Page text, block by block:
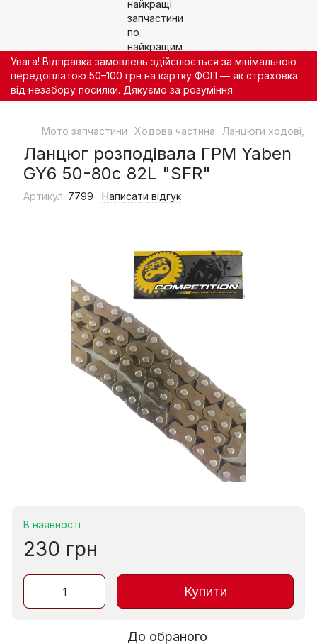
Увага! Відправка замовлень здійснюється за мінімальною
передоплатою 50–100 грн на картку ФОП — як страховка
від незабору посилки. Дякуємо за розуміння.
Мото запчастини Ходова частина Ланцюги ходові,
Ланцюг розподівала ГРМ Yaben
GY6 50-80с 82L "SFR"
Артикул: 7799 Написати відгук
В наявності
230 грн
Купити
До обраного